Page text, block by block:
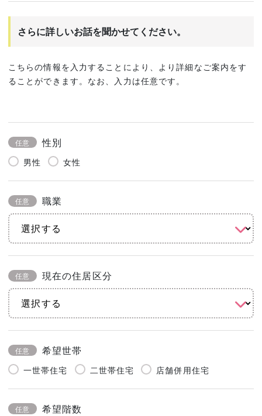
さらに詳しいお話を聞かせてください。
こちらの情報を入力することにより、より詳細なご案内をす
ることができます。なお、入力は任意です。
任意 性別
男性 女性
任意 職業
任意 現在の住居区分
任意 希望世帯
一世帯住宅 二世帯住宅 店舗併用住宅
任意 希望階数